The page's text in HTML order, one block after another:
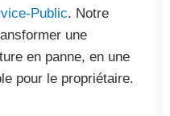
Public. Notre
une
en panne, en une
pour le propriétaire.